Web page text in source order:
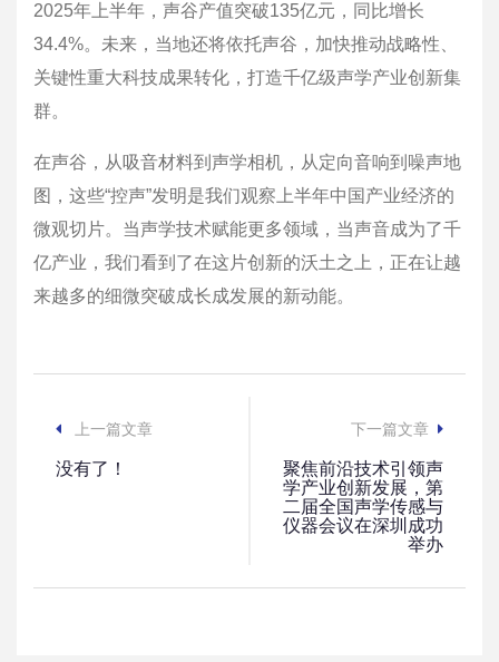
2025年上半年，声谷产值突破135亿元，同比增长
34.4%。未来，当地还将依托声谷，加快推动战略性、
关键性重大科技成果转化，打造千亿级声学产业创新集
群。
在声谷，从吸音材料到声学相机，从定向音响到噪声地
图，这些“控声”发明是我们观察上半年中国产业经济的
微观切片。当声学技术赋能更多领域，当声音成为了千
亿产业，我们看到了在这片创新的沃土之上，正在让越
来越多的细微突破成长成发展的新动能。
上一篇文章
没有了！
下一篇文章
聚焦前沿技术引领声
学产业创新发展，第
二届全国声学传感与
仪器会议在深圳成功
举办